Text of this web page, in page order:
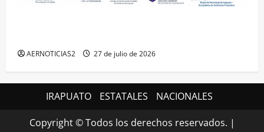
AERNOTICIAS2 27 de julio de 2026
IRAPUATO ESTATALES NACIONALES
Copyright © Todos los derechos reservados. |